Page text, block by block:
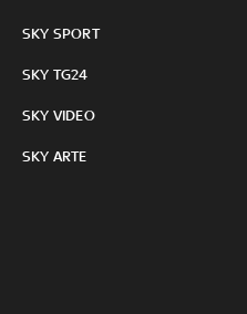
SKY SPORT
SKY TG24
SKY VIDEO
SKY ARTE